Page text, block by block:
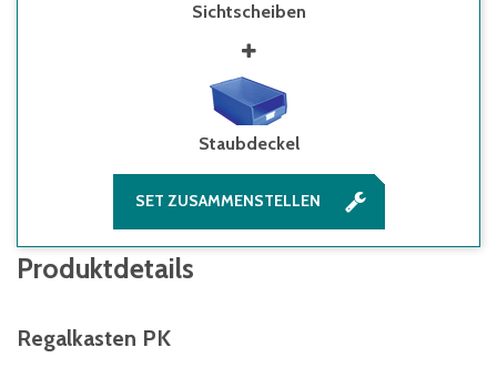
Sichtscheiben
Staubdeckel
SET ZUSAMMENSTELLEN
Produktdetails
Regalkasten PK